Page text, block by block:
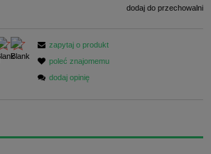
dodaj do przechowalni
zapytaj o produkt
poleć znajomemu
dodaj opinię